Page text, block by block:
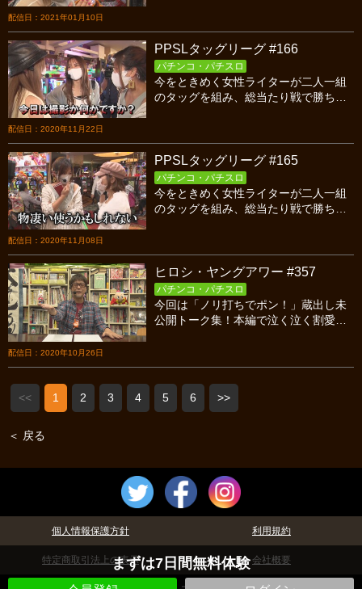
まずは7日間無料体験
配信日：2021年01月10日
前半戦です！
配信日：2020年11月22日
PPSLタッグリーグ #166
パチンコ・パチスロ
今をときめく女性ライターが二人一組
のタッグを組み、総当たり戦で勝ち点
後半戦です！
配信日：2020年11月08日
PPSLタッグリーグ #165
パチンコ・パチスロ
今をときめく女性ライターが二人一組
のタッグを組み、総当たり戦で勝ち点
前半戦です！
配信日：2020年10月26日
ヒロシ・ヤングアワー #357
パチンコ・パチスロ
今回は「ノリ打ちでポン！」蔵出し未
公開トーク集！本編で泣く泣く割愛し
い！
<< 1 2 3 4 5 6 >>
＜ 戻る
個人情報保護方針 利用規約
特定商取引法上の表示 会社概要